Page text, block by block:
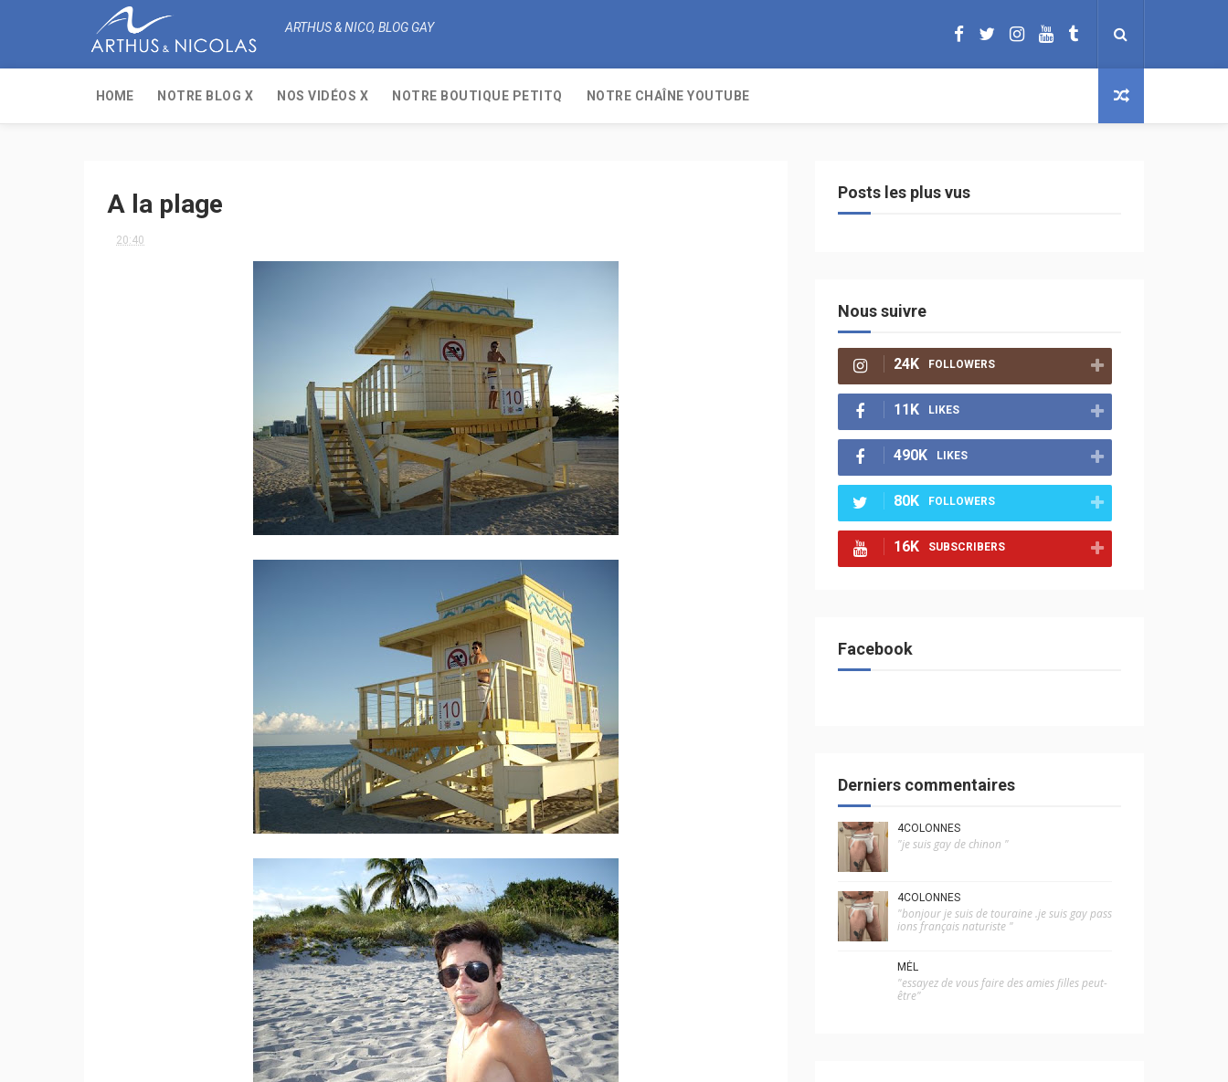
ARTHUS & NICO, BLOG GAY
HOME NOTRE BLOG X NOS VIDÉOS X NOTRE BOUTIQUE PETITQ NOTRE CHAÎNE YOUTUBE
A la plage
20:40
Posts les plus vus
Nous suivre
24K FOLLOWERS
11K LIKES
490K LIKES
80K FOLLOWERS
16K SUBSCRIBERS
Facebook
Derniers commentaires
4COLONNES
"je suis gay de chinon "
4COLONNES
"bonjour je suis de touraine .je suis gay pass
ions français naturiste "
MÉL
"essayez de vous faire des amies filles peut-
être"